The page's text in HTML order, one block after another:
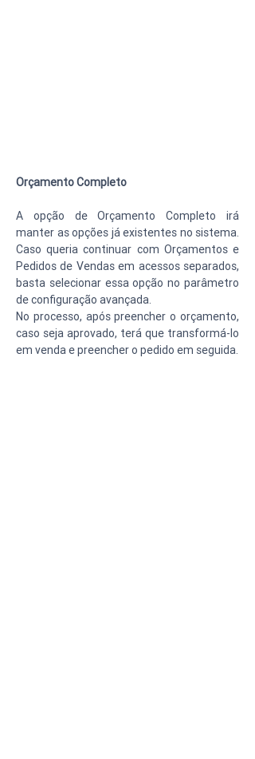
Orçamento Completo
A opção de Orçamento Completo irá
manter as opções já existentes no sistema.
Caso queria continuar com Orçamentos e
Pedidos de Vendas em acessos separados,
basta selecionar essa opção no parâmetro
de configuração avançada.
No processo, após preencher o orçamento,
caso seja aprovado, terá que transformá-lo
em venda e preencher o pedido em seguida.